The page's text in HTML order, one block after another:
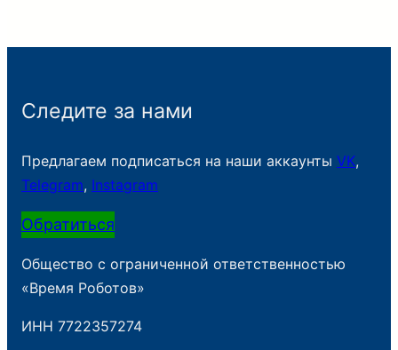
Следите за нами
Предлагаем подписаться на наши аккаунты VK,
Telegram, Instagram
Обратиться
Общество с ограниченной ответственностью
«Время Роботов»
ИНН 7722357274